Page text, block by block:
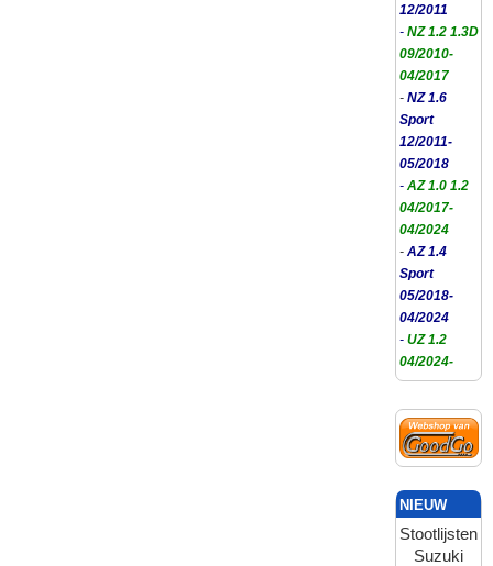
12/2011
- NZ 1.2 1.3D
09/2010-
04/2017
- NZ 1.6
Sport
12/2011-
05/2018
- AZ 1.0 1.2
04/2017-
04/2024
- AZ 1.4
Sport
05/2018-
04/2024
- UZ 1.2
04/2024-
NIEUW
Stootlijsten
Suzuki